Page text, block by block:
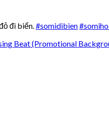
đi biển. #somidibien
Beat (Promotional